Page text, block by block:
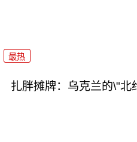
最热
扎胖摊牌：乌克兰的\"北